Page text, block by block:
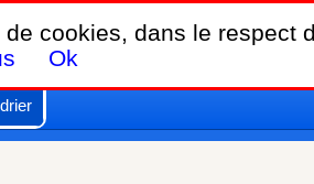
cookies, dans le respect
Ok